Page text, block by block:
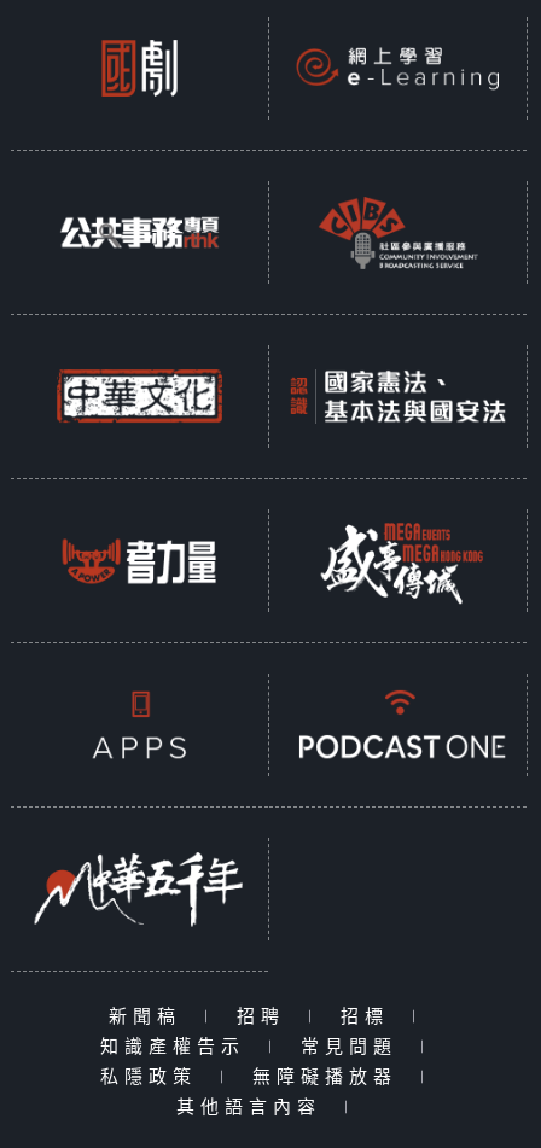
新聞稿 | 招聘 | 招標
|
知識產權告示
| 常見問題
|
私隱政策
| 無障礙播放器
|
其他語言內容
|